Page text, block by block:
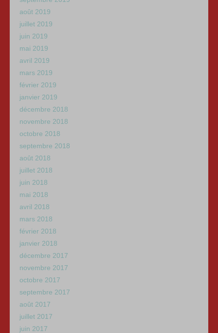
août 2019
juillet 2019
juin 2019
mai 2019
avril 2019
mars 2019
février 2019
janvier 2019
décembre 2018
novembre 2018
octobre 2018
septembre 2018
août 2018
juillet 2018
juin 2018
mai 2018
avril 2018
mars 2018
février 2018
janvier 2018
décembre 2017
novembre 2017
octobre 2017
septembre 2017
août 2017
juillet 2017
juin 2017